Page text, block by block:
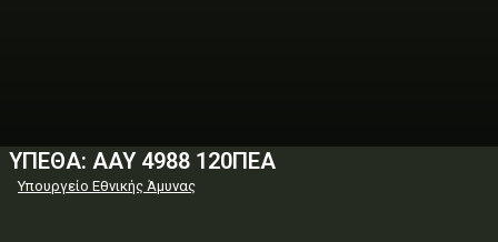
ΥΠΕΘΑ: AAY 4988 120ΠΕΑ
Υπουργείο Εθνικής Άμυνας